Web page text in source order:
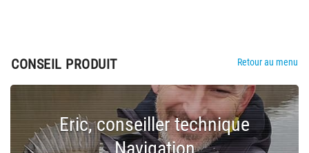
CONSEIL PRODUIT Retour au menu
Eric, conseiller technique